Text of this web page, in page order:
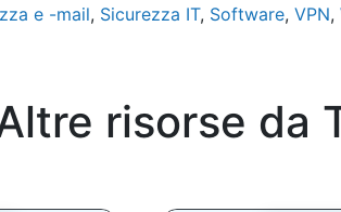
e -mail, Sicurezza IT, Software, VPN,
risorse da